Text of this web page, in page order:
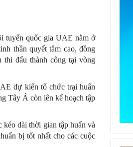
tuyển quốc gia UAE nằm ở
thần quyết tâm cao, đồng
đấu thành công tại vòng
dự kiến tổ chức trại huấn
Tây Á còn lên kế hoạch tập
dài thời gian tập huấn và
bị tốt nhất cho các cuộc